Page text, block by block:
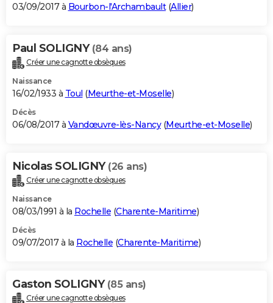
03/09/2017 à Bourbon-l'Archambault(Allier)
Paul SOLIGNY (84 ans)
Créer une cagnotte obsèques
Naissance
16/02/1933 à Toul (Meurthe-et-Moselle)
Décès
06/08/2017 à Vandœuvre-lès-Nancy(Meurthe-et-Moselle)
Nicolas SOLIGNY (26 ans)
Créer une cagnotte obsèques
Naissance
08/03/1991 à la Rochelle (Charente-Maritime)
Décès
09/07/2017 à la Rochelle (Charente-Maritime)
Gaston SOLIGNY (85 ans)
Créer une cagnotte obsèques